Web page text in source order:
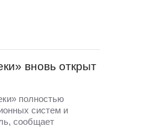
вновь открыт
полностью
систем и
сообщает